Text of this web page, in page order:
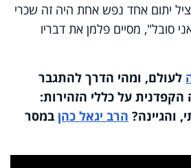
יתום אחד נפש אחת היה זה שכרי
סובל", מסיים פלמן את דבריו
לעולם, ומהי הדרך להתגבר
על כללי הזהירות:
והגיינה? הרב יגאל כהן במסר
This